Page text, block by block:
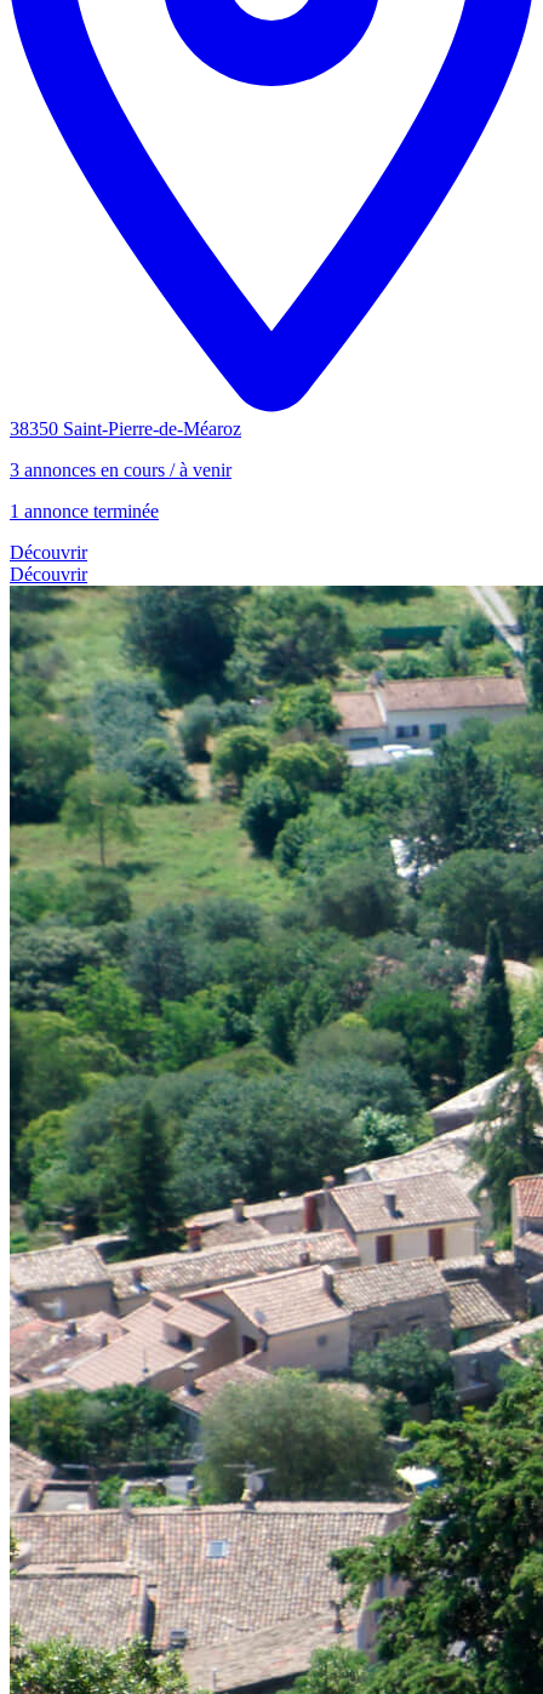
38350 Saint-Pierre-de-Méaroz
3 annonces en cours / à venir
1 annonce terminée
Découvrir
Découvrir